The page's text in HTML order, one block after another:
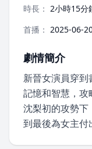
時長： 2小時15分
首播： 2025-06-
劇情簡介
新晉女演員穿
記憶和智慧，攻
沈梨初的攻勢
到最後為女主付